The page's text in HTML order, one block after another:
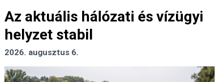
Az aktuális hálózati és vízügyi
helyzet stabil
2026. augusztus 6.